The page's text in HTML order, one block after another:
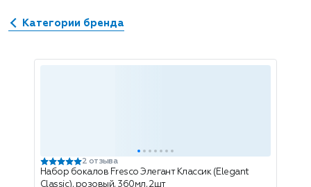
Категории бренда
2 отзыва
Набор бокалов Fresco Элегант Классик (Elegant
Classic), розовый, 360мл, 2шт